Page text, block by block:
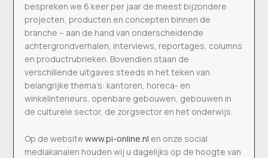
bespreken we 6 keer per jaar de meest bijzondere
projecten, producten en concepten binnen de
branche – aan de hand van onderscheidende
achtergrondverhalen, interviews, reportages, columns
en productrubrieken. Bovendien staan de
verschillende uitgaves steeds in het teken van
belangrijke thema’s: kantoren, horeca- en
winkelinterieurs, openbare gebouwen, gebouwen in
de culturele sector, de zorgsector en het onderwijs.
Op de websitewww.pi-online.nl en onze social
mediakanalen houden wij u dagelijks op de hoogte van